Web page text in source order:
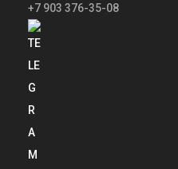
+7 903 376-35-08